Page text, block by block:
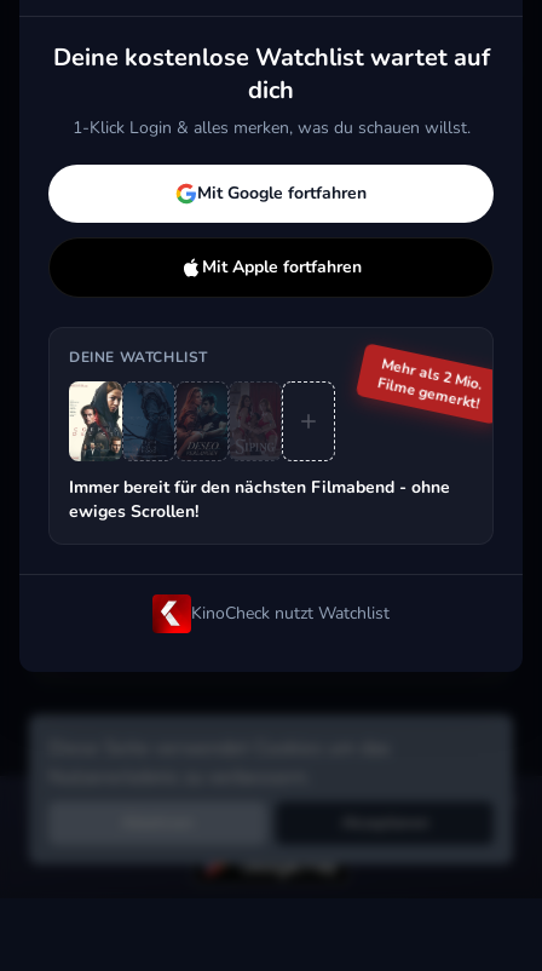
The Death of Robin Hood
Merken
Mehr
The Punisher: One Last Kill
Merken
Mehr
The
Aktuell im Trend
Beliebt beim Streaming
Filme in Sekunden merken, Tipps von
Deine kostenlose Watchlist wartet auf
dich
1-Klick Login & alles merken, was du schauen willst.
Mit Google fortfahren
Mit Apple fortfahren
DEINE WATCHLIST
Immer bereit für den nächsten Filmabend - ohne
ewiges Scrollen!
Mehr als 2 Mio.
Filme gemerkt!
KinoCheck nutzt Watchlist